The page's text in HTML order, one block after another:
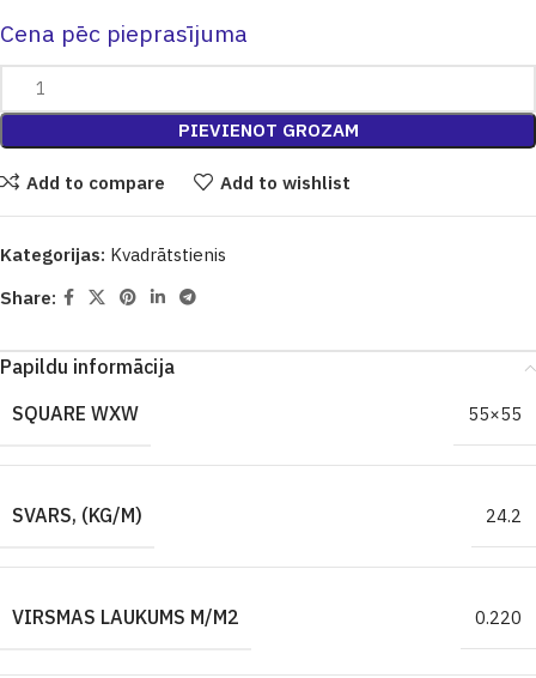
Cena pēc pieprasījuma
PIEVIENOT GROZAM
Add to compare Add to wishlist
Kategorijas: Kvadrātstienis
Share:
Papildu informācija
SQUARE WXW
55×55
SVARS, (KG/M) 24.2
VIRSMAS LAUKUMS M/M2 0.220